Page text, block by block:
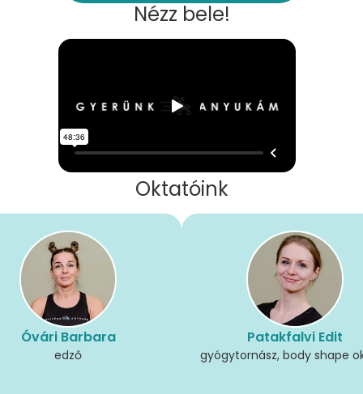
Nézz bele!
Oktatóink
Óvári Barbara
edző
Patakfalvi Edit
gyógytornász, body shape